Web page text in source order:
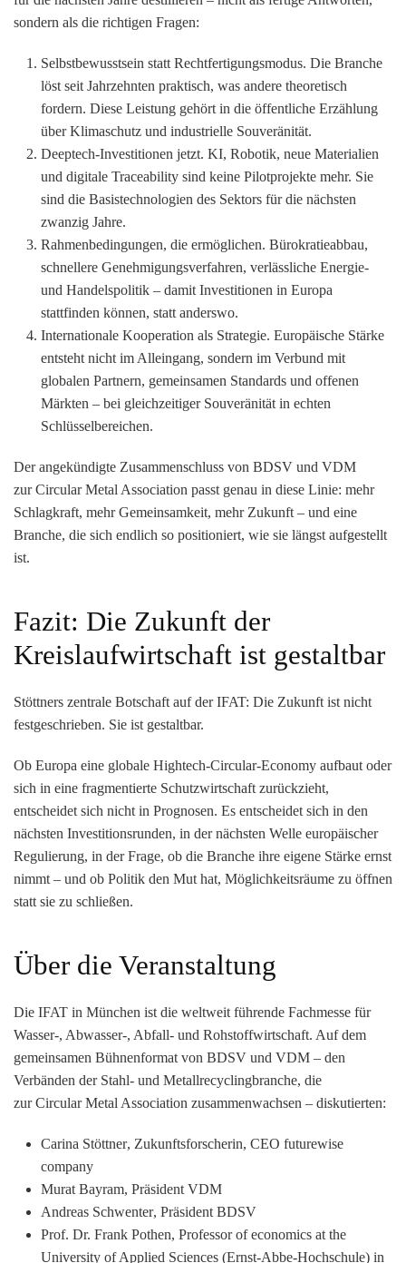
sondern als die richtigen Fragen:
Selbstbewusstsein statt Rechtfertigungsmodus. Die Branche
löst seit Jahrzehnten praktisch, was andere theoretisch
fordern. Diese Leistung gehört in die öffentliche Erzählung
über Klimaschutz und industrielle Souveränität.
Deeptech-Investitionen jetzt. KI, Robotik, neue Materialien
und digitale Traceability sind keine Pilotprojekte mehr. Sie
sind die Basistechnologien des Sektors für die nächsten
zwanzig Jahre.
Rahmenbedingungen, die ermöglichen. Bürokratieabbau,
schnellere Genehmigungsverfahren, verlässliche Energie-
und Handelspolitik – damit Investitionen in Europa
stattfinden können, statt anderswo.
Internationale Kooperation als Strategie. Europäische Stärke
entsteht nicht im Alleingang, sondern im Verbund mit
globalen Partnern, gemeinsamen Standards und offenen
Märkten – bei gleichzeitiger Souveränität in echten
Schlüsselbereichen.
Der angekündigte Zusammenschluss von BDSV und VDM
zurCircular Metal Association passt genau in diese Linie: mehr
Schlagkraft, mehr Gemeinsamkeit, mehr Zukunft – und eine
Branche, die sich endlich so positioniert, wie sie längst aufgestellt
ist.
Fazit: Die Zukunft der
Kreislaufwirtschaft ist gestaltbar
Stöttners zentrale Botschaft auf der IFAT: Die Zukunft ist nicht
festgeschrieben. Sie ist gestaltbar.
Ob Europa eine globale Hightech-Circular-Economy aufbaut oder
sich in eine fragmentierte Schutzwirtschaft zurückzieht,
entscheidet sich nicht in Prognosen. Es entscheidet sich in den
nächsten Investitionsrunden, in der nächsten Welle europäischer
Regulierung, in der Frage, ob die Branche ihre eigene Stärke ernst
nimmt – und ob Politik den Mut hat, Möglichkeitsräume zu öffnen
statt sie zu schließen.
Über die Veranstaltung
Die IFAT in München ist die weltweit führende Fachmesse für
Wasser-, Abwasser-, Abfall- und Rohstoffwirtschaft. Auf dem
gemeinsamen Bühnenformat von BDSV und VDM – den
Verbänden der Stahl- und Metallrecyclingbranche, die
zurCircular Metal Association zusammenwachsen – diskutierten:
Carina Stöttner, Zukunftsforscherin, CEO futurewise
company
Murat Bayram, Präsident VDM
Andreas Schwenter, Präsident BDSV
Prof. Dr. Frank Pothen, Professor of economics at the
University of Applied Sciences (Ernst-Abbe-Hochschule) in